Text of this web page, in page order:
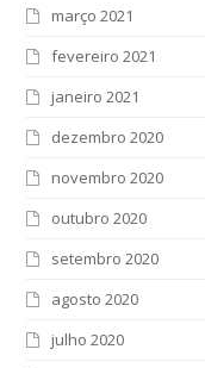
março 2021
fevereiro 2021
janeiro 2021
dezembro 2020
novembro 2020
outubro 2020
setembro 2020
agosto 2020
julho 2020